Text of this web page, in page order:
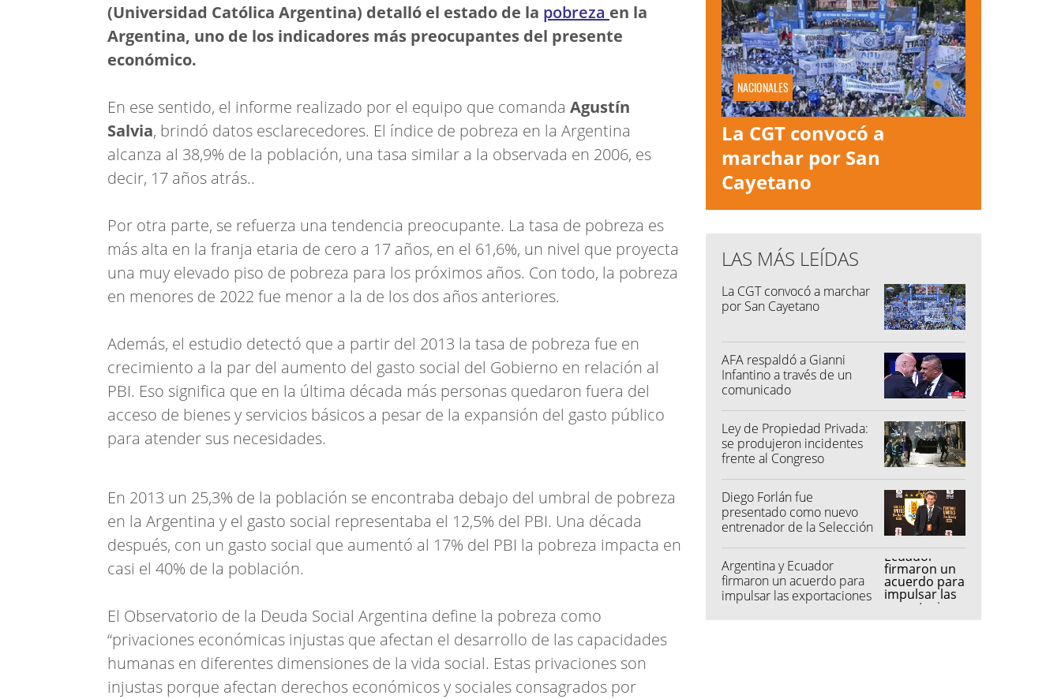
(Universidad Católica Argentina) detalló el estado de la pobreza en la
Argentina, uno de los indicadores más preocupantes del presente
económico.
En ese sentido, el informe realizado por el equipo que comanda Agustín
Salvia, brindó datos esclarecedores. El índice de pobreza en la Argentina
alcanza al 38,9% de la población, una tasa similar a la observada en 2006, es
decir, 17 años atrás..
Por otra parte, se refuerza una tendencia preocupante. La tasa de pobreza es
más alta en la franja etaria de cero a 17 años, en el 61,6%, un nivel que proyecta
una muy elevado piso de pobreza para los próximos años. Con todo, la pobreza
en menores de 2022 fue menor a la de los dos años anteriores.
Además, el estudio detectó que a partir del 2013 la tasa de pobreza fue en
crecimiento a la par del aumento del gasto social del Gobierno en relación al
PBI. Eso significa que en la última década más personas quedaron fuera del
acceso de bienes y servicios básicos a pesar de la expansión del gasto público
para atender sus necesidades.
En 2013 un 25,3% de la población se encontraba debajo del umbral de pobreza
en la Argentina y el gasto social representaba el 12,5% del PBI. Una década
después, con un gasto social que aumentó al 17% del PBI la pobreza impacta en
casi el 40% de la población.
El Observatorio de la Deuda Social Argentina define la pobreza como
“privaciones económicas injustas que afectan el desarrollo de las capacidades
humanas en diferentes dimensiones de la vida social. Estas privaciones son
injustas porque afectan derechos económicos y sociales consagrados por
NACIONALES
La CGT convocó a
marchar por San
Cayetano
LAS MÁS LEÍDAS
La CGT convocó a marchar
por San Cayetano
AFA respaldó a Gianni
Infantino a través de un
comunicado
Ley de Propiedad Privada:
se produjeron incidentes
frente al Congreso
Diego Forlán fue
presentado como nuevo
entrenador de la Selección
Argentina y Ecuador
firmaron un acuerdo para
impulsar las exportaciones